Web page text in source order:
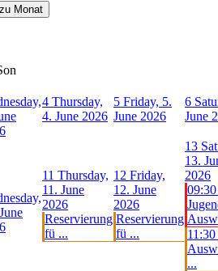
Monat
4 Thursday,
4. June 2026
5 Friday, 5.
June 2026
6
June
11 Thursday,
11. June
2026
Reservierung
fü ...
12 Friday,
12. June
2026
Reservierung
fü ...
13
13.
2026
...